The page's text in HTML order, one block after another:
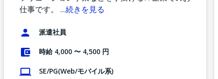
仕事です。 …続きを見る
派遣社員
時給 4,000 〜 4,500 円
SE/PG(Web/モバイル系)